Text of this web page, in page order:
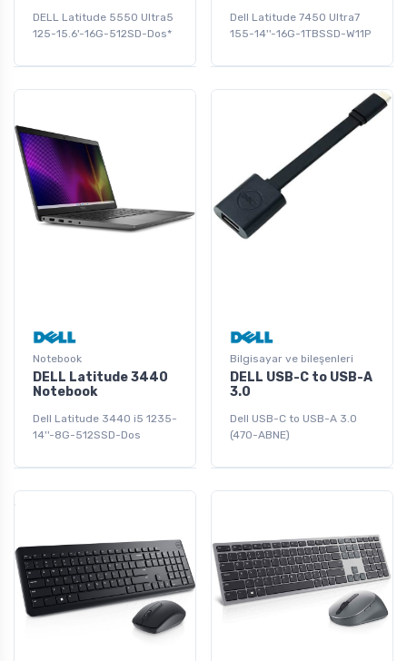
DELL Latitude 5550 Ultra5
125-15.6'-16G-512SD-Dos*
Dell Latitude 7450 Ultra7
155-14''-16G-1TBSSD-W11P
Notebook
DELL Latitude 3440
Notebook
Dell Latitude 3440 i5 1235-
14''-8G-512SSD-Dos
Bilgisayar ve bileşenleri
DELL USB-C to USB-A
3.0
Dell USB-C to USB-A 3.0
(470-ABNE)